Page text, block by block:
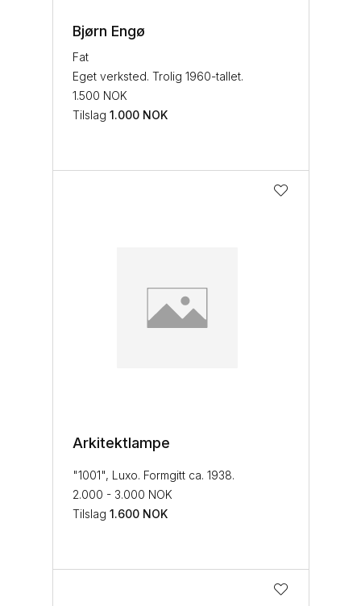
Bjørn Engø
Fat
Eget verksted. Trolig 1960-tallet.
1.500 NOK
Tilslag 1.000 NOK
Arkitektlampe
"1001", Luxo. Formgitt ca. 1938.
2.000 - 3.000 NOK
Tilslag 1.600 NOK